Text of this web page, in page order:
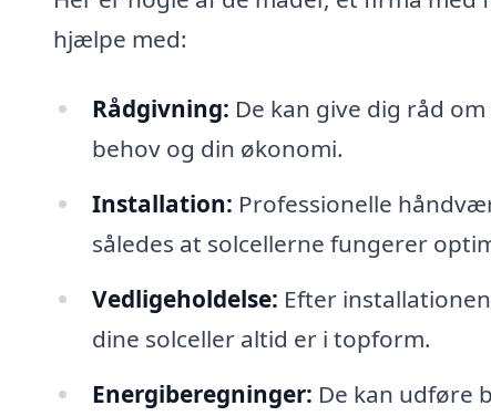
hjælpe med:
Rådgivning: De kan give dig råd
behov og din økonomi.
Installation: Professionelle
således at solcellerne fungerer
Vedligeholdelse: Efter
dine solceller altid er i topform.
Energiberegninger: De kan udføre